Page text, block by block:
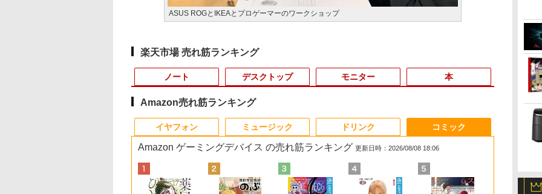
ASUS ROGとIKEAとプロゲーマーのワークショップ
楽天市場 売れ筋ランキング
ノート
1 2 3 4
デスクトップ
1 2 3 4
モニター
1 2 3 4
本
1 2 3 4
Amazon売れ筋ランキング
イヤフォン ミュージック ドリンク コミック
Amazon ゲーミングデバイス の売れ筋ランキング 更新日時：2026/08/08 18:06